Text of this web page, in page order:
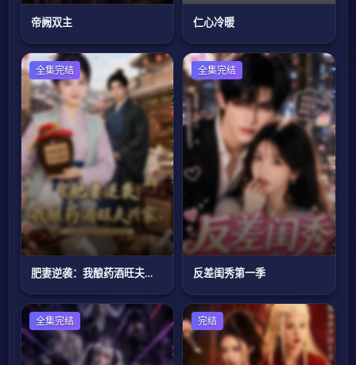
帝阙双主 仁心冷暖
全集完结
肥妻逆袭：我酿药酒旺夫兴家
现代都市
全集完结
反差闺秀第一季
古装仙侠
全集完结 完结